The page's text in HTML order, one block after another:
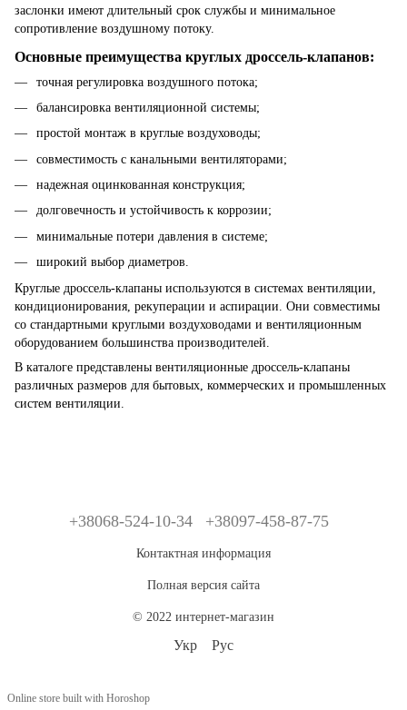
заслонки имеют длительный срок службы и минимальное
сопротивление воздушному потоку.
Основные преимущества круглых дроссель-клапанов:
точная регулировка воздушного потока;
балансировка вентиляционной системы;
простой монтаж в круглые воздуховоды;
совместимость с канальными вентиляторами;
надежная оцинкованная конструкция;
долговечность и устойчивость к коррозии;
минимальные потери давления в системе;
широкий выбор диаметров.
Круглые дроссель-клапаны используются в системах вентиляции,
кондиционирования, рекуперации и аспирации. Они совместимы
со стандартными круглыми воздуховодами и вентиляционным
оборудованием большинства производителей.
В каталоге представлены вентиляционные дроссель-клапаны
различных размеров для бытовых, коммерческих и промышленных
систем вентиляции.
+38068-524-10-34 +38097-458-87-75
Контактная информация
Полная версия сайта
© 2022 интернет-магазин
Укр Рус
Online store built with Horoshop